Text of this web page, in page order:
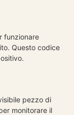
funzionare
Questo codice
pezzo di
monitorare il